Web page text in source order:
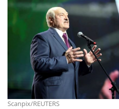
Scanpix/REUTERS